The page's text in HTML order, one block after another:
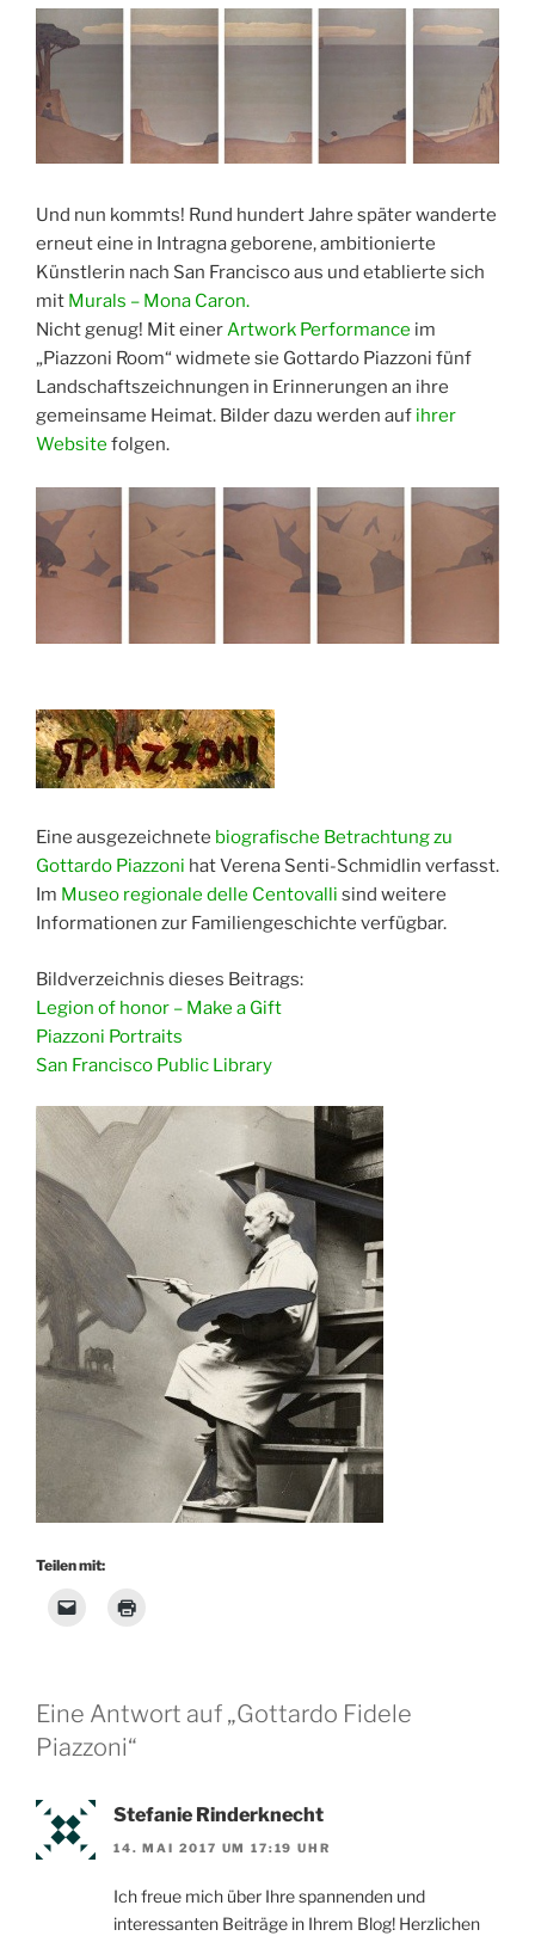
Und nun kommts! Rund hundert Jahre später wanderte
erneut eine in Intragna geborene, ambitionierte
Künstlerin nach San Francisco aus und etablierte sich
mit Murals – Mona Caron.
Nicht genug! Mit einerArtwork Performance im
„Piazzoni Room“ widmete sie Gottardo Piazzoni fünf
Landschaftszeichnungen in Erinnerungen an ihre
gemeinsame Heimat. Bilder dazu werden auf ihrer
Website folgen.
Eine ausgezeichnete biografische Betrachtung zu
Gottardo Piazzoni hat Verena Senti-Schmidlin verfasst.
Im Museo regionale delle Centovalli sind weitere
Informationen zur Familiengeschichte verfügbar.
Bildverzeichnis dieses Beitrags:
Legion of honor – Make a Gift
Piazzoni Portraits
San Francisco Public Library
Teilen mit:
Eine Antwort auf „Gottardo Fidele
Piazzoni“
Stefanie Rinderknecht
14. MAI 2017 UM 17:19 UHR
Ich freue mich über Ihre spannenden und
interessanten Beiträge in Ihrem Blog! Herzlichen